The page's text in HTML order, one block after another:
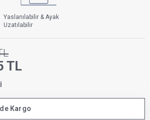
Yaslanılabilir & Ayak
Uzatılabilir
TL
Kargo